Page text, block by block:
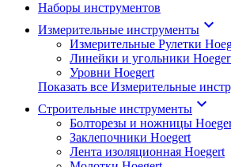
Наборы инструментов
Измерительные инструменты keyboard_arrow_down
Измерительные Рулетки
Линейки и угольники
Уровни Hoegert
Показать все Измерительные
Строительные инструменты keyboard_arrow_down
Болторезы и ножницы
Заклепочники Hoegert
Лента изоляционная Hoegert